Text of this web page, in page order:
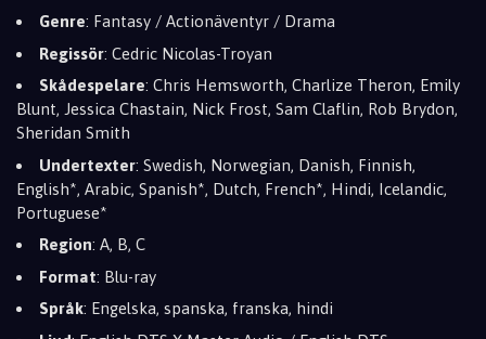
Genre: Fantasy / Actionäventyr / Drama
Regissör: Cedric Nicolas-Troyan
Skådespelare: Chris Hemsworth, Charlize Theron, Emily
Blunt, Jessica Chastain, Nick Frost, Sam Claflin, Rob Brydon,
Sheridan Smith
Undertexter: Swedish, Norwegian, Danish, Finnish,
English*, Arabic, Spanish*, Dutch, French*, Hindi, Icelandic,
Portuguese*
Region: A, B, C
Format: Blu-ray
Språk: Engelska, spanska, franska, hindi